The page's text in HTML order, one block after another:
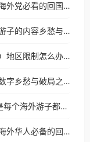
比利时怎么打不开美团外卖商家版？海外党必看的回国加速全攻略
时刻新闻国外地区限制怎么办？海外游子的内容乡愁与破局之路
在美国用国务院客户端（国务院发布）地区限制怎么办？3步解决海外看国内内容难题
瑞士怎么打不开蒙速办？海外游子的数字乡愁与破局之路
B站会员在国外能用吗知乎？这可能是每个海外游子都问过的问题
在越南用乐视视频地区限制怎么办？海外华人必备的回国加速攻略